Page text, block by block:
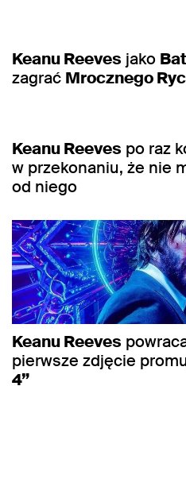
Keanu Reeves jako
zagrać Mrocznego
Keanu Reeves po raz
w przekonaniu, że nie
od niego
Keanu Reeves
pierwsze zdjęcie
4”